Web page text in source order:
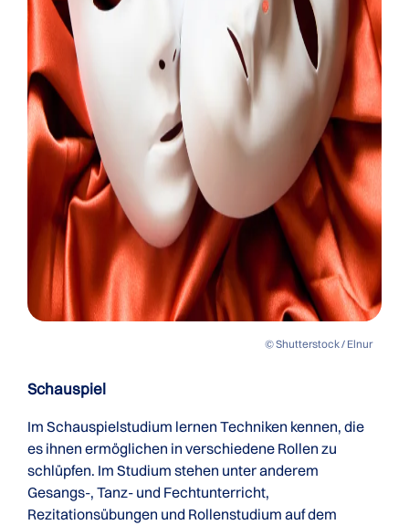
© Shutterstock / Elnur
Schauspiel
Im Schauspielstudium lernen Techniken kennen, die
es ihnen ermöglichen in verschiedene Rollen zu
schlüpfen. Im Studium stehen unter anderem
Gesangs-, Tanz- und Fechtunterricht,
Rezitationsübungen und Rollenstudium auf dem